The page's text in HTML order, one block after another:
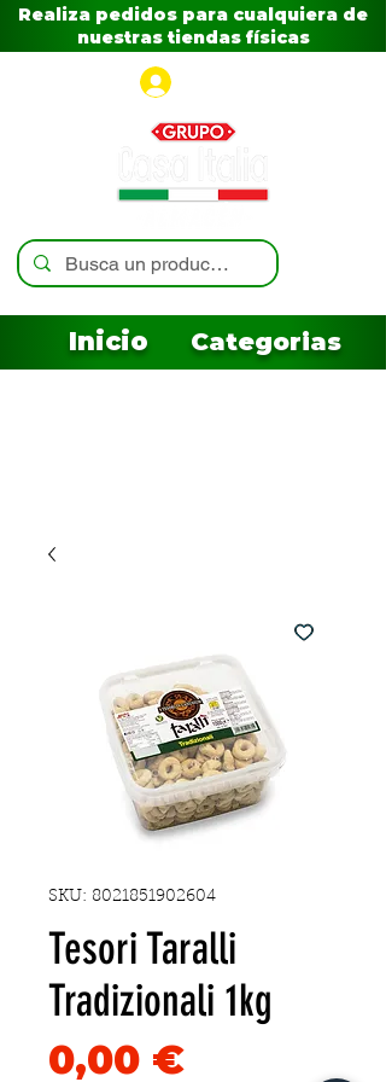
Realiza pedidos para cualquiera de
nuestras tiendas físicas
Inicio Categorias
SKU: 8021851902604
Tesori Taralli
Tradizionali 1kg
0,00 €Precio